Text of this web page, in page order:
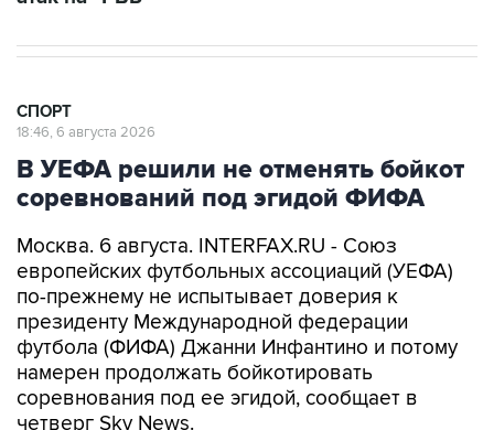
СПОРТ
18:46, 6 августа 2026
В УЕФА решили не отменять бойкот
соревнований под эгидой ФИФА
Москва. 6 августа. INTERFAX.RU - Союз
европейских футбольных ассоциаций (УЕФА)
по-прежнему не испытывает доверия к
президенту Международной федерации
футбола (ФИФА) Джанни Инфантино и потому
намерен продолжать бойкотировать
соревнования под ее эгидой, сообщает в
четверг Sky News.